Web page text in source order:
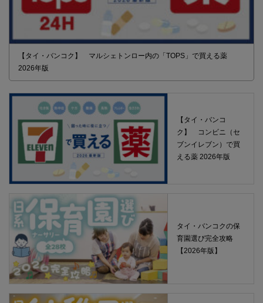
【タイ・バンコク】 マルシェトンロー内の「TOPS」で買える薬
2026年版
【タイ・バンコ
ク】 コンビニ（セ
ブンイレブン）で買
える薬 2026年版
タイ・バンコクの保
育園選び完全攻略
【2026年版】